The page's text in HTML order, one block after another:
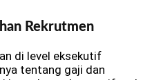
Rekrutmen
di level eksekutif
tentang gaji dan